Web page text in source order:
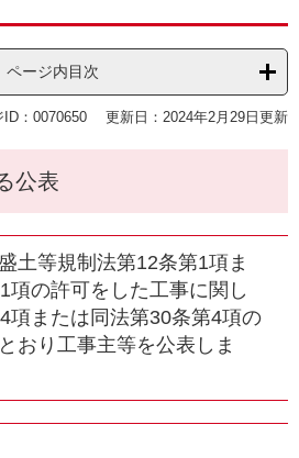
ページ内目次
ID：0070650 更新日：2024年2月29日更新
公表
土等規制法第12条第1項ま
項の許可をした工事に関し
項または同法第30条第4項の
おり工事主等を公表しま